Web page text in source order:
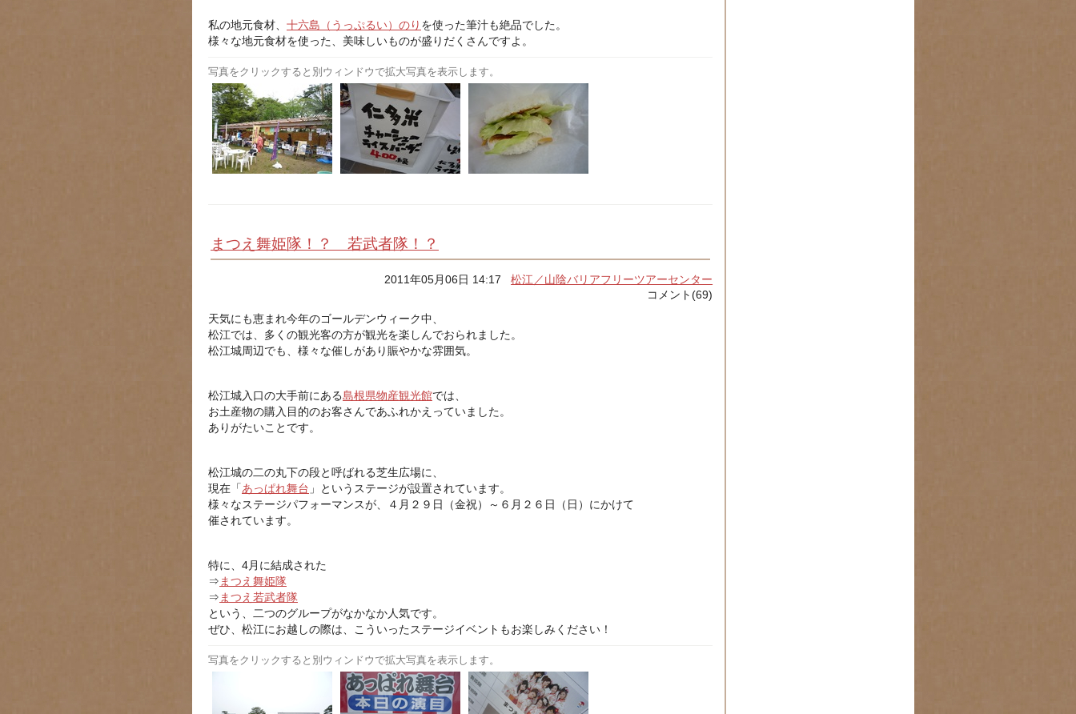
私の地元食材、 十六島（うっぷるい）のり を使った筆汁も絶品でした。
様々な地元食材を使った、美味しいものが盛りだくさんですよ。
写真をクリックすると別ウィンドウで拡大写真を表示します。
まつえ舞姫隊！？ 若武者隊！？
2011年05月06日 14:17松江／山陰バリアフリーツアーセンター
コメント(69)
天気にも恵まれ今年のゴールデンウィーク中、
松江では、多くの観光客の方が観光を楽しんでおられました。
松江城周辺でも、様々な催しがあり賑やかな雰囲気。
松江城入口の大手前にある島根県物産観光館では、
お土産物の購入目的のお客さんであふれかえっていました。
ありがたいことです。
松江城の二の丸下の段と呼ばれる芝生広場に、
現在「あっぱれ舞台 」というステージが設置されています。
様々なステージパフォーマンスが、４月２９日（金祝）～６月２６日（日）にかけて
催されています。
特に、4月に結成された
⇒ まつえ舞姫隊
⇒ まつえ若武者隊
という、二つのグループがなかなか人気です。
ぜひ、松江にお越しの際は、こういったステージイベントもお楽しみください！
写真をクリックすると別ウィンドウで拡大写真を表示します。